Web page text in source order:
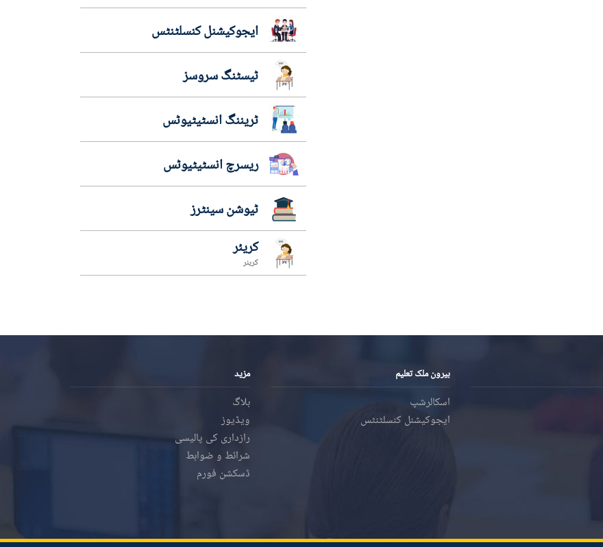
ایجوکیشنل کنسلٹنٹس
ٹیسٹنگ سروسز
ٹریننگ انسٹیٹیوٹس
ریسرچ انسٹیٹیوٹس
ٹیوشن سینٹرز
کریئر
کریئر
بیرون ملک تعلیم
اسکالرشپ
ایجوکیشنل کنسلٹنٹس
مزید
بلاگ
ویڈیوز
رازداری کی پالیسی
شرائط و ضوابط
ڈسکشن فورم